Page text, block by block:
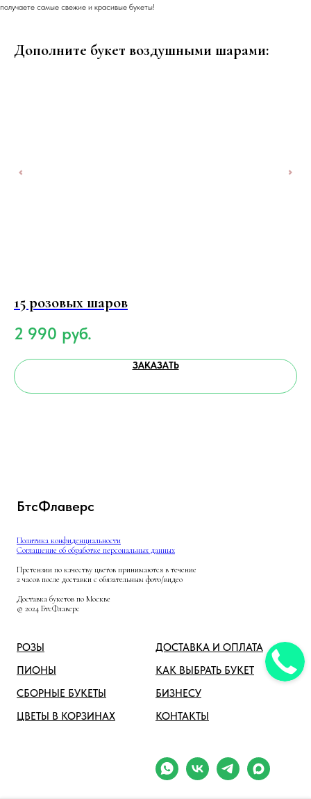
получаете самые свежие и красивые букеты!
Дополните букет воздушными шарами:
15 розовых шаров
2 990 руб.
ЗАКАЗАТЬ
БтсФлаверс
Политика конфиденциальности
Соглашение об обработке персональных данных
Претензии по качеству цветов принимаются в течение
2 часов после доставки с обязательным фото/видео
Доставка букетов по Москве
© 2024 БтсФлаверс
РОЗЫ
ПИОНЫ
СБОРНЫЕ БУКЕТЫ
ЦВЕТЫ В КОРЗИНАХ
ДОСТАВКА И ОПЛАТА
КАК ВЫБРАТЬ БУКЕТ
БИЗНЕСУ
КОНТАКТЫ